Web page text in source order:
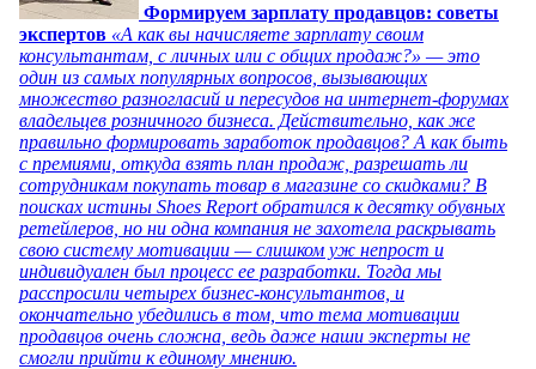
Формируем зарплату продавцов: советы
экспертов «А как вы начисляете зарплату своим
консультантам, с личных или с общих продаж?» — это
один из самых популярных вопросов, вызывающих
множество разногласий и пересудов на интернет-форумах
владельцев розничного бизнеса. Действительно, как же
правильно формировать заработок продавцов? А как быть
с премиями, откуда взять план продаж, разрешать ли
сотрудникам покупать товар в магазине со скидками? В
поисках истины Shoes Report обратился к десятку обувных
ретейлеров, но ни одна компания не захотела раскрывать
свою систему мотивации — слишком уж непрост и
индивидуален был процесс ее разработки. Тогда мы
расспросили четырех бизнес-консультантов, и
окончательно убедились в том, что тема мотивации
продавцов очень сложна, ведь даже наши эксперты не
смогли прийти к единому мнению.